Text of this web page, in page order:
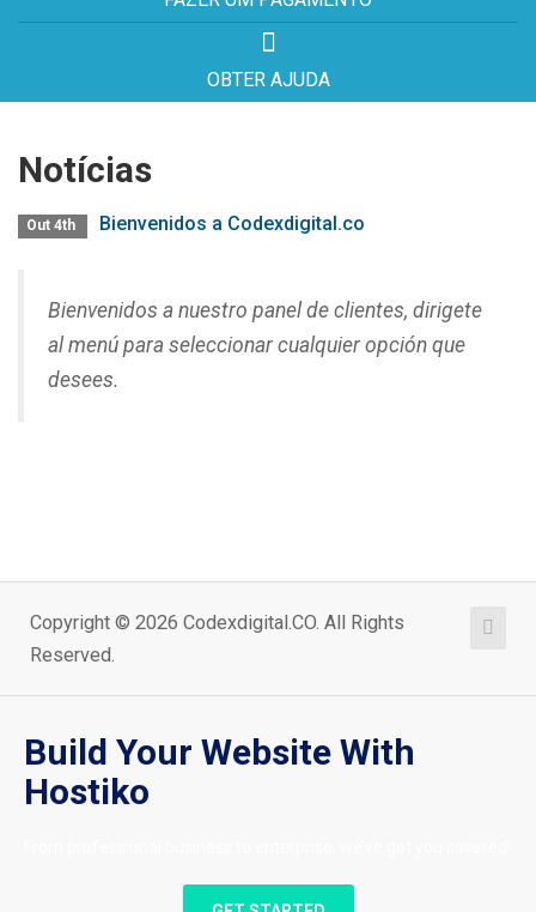
OBTER AJUDA
Notícias
Out 4th Bienvenidos a Codexdigital.co
Bienvenidos a nuestro panel de clientes, dirigete
al menú para seleccionar cualquier opción que
desees.
Copyright © 2026 Codexdigital.CO. All Rights
Reserved.
Build Your Website With
Hostiko